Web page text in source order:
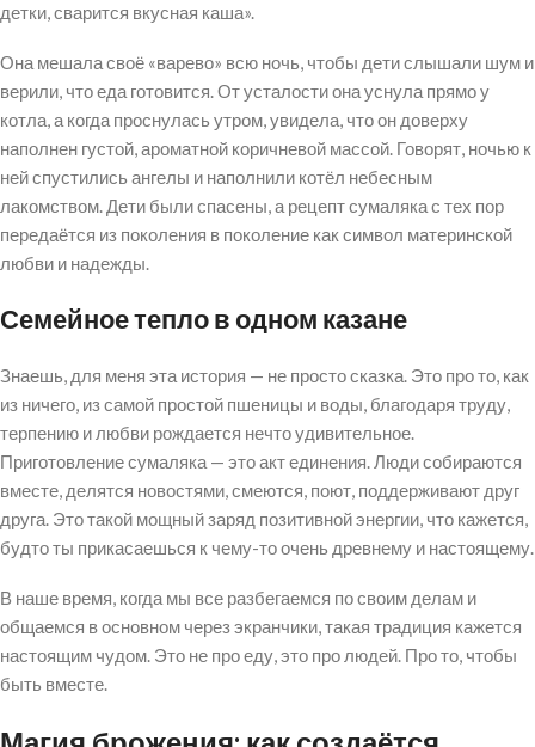
детки, сварится вкусная каша».
Она мешала своё «варево» всю ночь, чтобы дети слышали шум и
верили, что еда готовится. От усталости она уснула прямо у
котла, а когда проснулась утром, увидела, что он доверху
наполнен густой, ароматной коричневой массой. Говорят, ночью к
ней спустились ангелы и наполнили котёл небесным
лакомством. Дети были спасены, а рецепт сумаляка с тех пор
передаётся из поколения в поколение как символ материнской
любви и надежды.
Семейное тепло в одном казане
Знаешь, для меня эта история — не просто сказка. Это про то, как
из ничего, из самой простой пшеницы и воды, благодаря труду,
терпению и любви рождается нечто удивительное.
Приготовление сумаляка — это акт единения. Люди собираются
вместе, делятся новостями, смеются, поют, поддерживают друг
друга. Это такой мощный заряд позитивной энергии, что кажется,
будто ты прикасаешься к чему-то очень древнему и настоящему.
В наше время, когда мы все разбегаемся по своим делам и
общаемся в основном через экранчики, такая традиция кажется
настоящим чудом. Это не про еду, это про людей. Про то, чтобы
быть вместе.